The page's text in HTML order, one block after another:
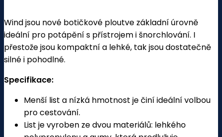
Wind jsou nové botičkové ploutve základní úrovně
ideální pro potápění s přístrojem i šnorchlování. I
přestože jsou kompaktní a lehké, tak jsou dostatečně
silné i pohodlné.
Specifikace:
Menší list a nízká hmotnost je činí ideální volbou
pro cestování.
List je vyroben ze dvou materiálů: lehkého